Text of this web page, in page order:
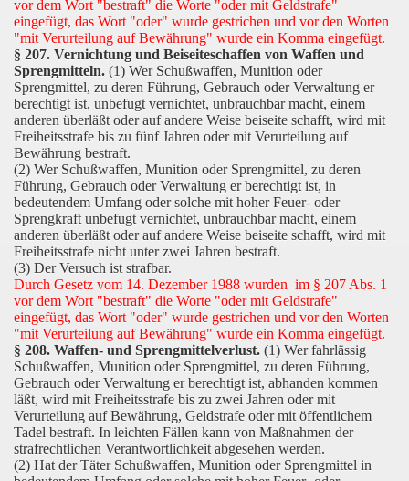
vor dem Wort "bestraft" die Worte "oder mit Geldstrafe"
eingefügt, das Wort "oder" wurde gestrichen und vor den Worten
"mit Verurteilung auf Bewährung" wurde ein Komma eingefügt.
§ 207. Vernichtung und Beiseiteschaffen von Waffen und
Sprengmitteln. (1) Wer Schußwaffen, Munition oder
Sprengmittel, zu deren Führung, Gebrauch oder Verwaltung er
berechtigt ist, unbefugt vernichtet, unbrauchbar macht, einem
anderen überläßt oder auf andere Weise beiseite schafft, wird mit
Freiheitsstrafe bis zu fünf Jahren oder mit Verurteilung auf
Bewährung bestraft.
(2) Wer Schußwaffen, Munition oder Sprengmittel, zu deren
Führung, Gebrauch oder Verwaltung er berechtigt ist, in
bedeutendem Umfang oder solche mit hoher Feuer- oder
Sprengkraft unbefugt vernichtet, unbrauchbar macht, einem
anderen überläßt oder auf andere Weise beiseite schafft, wird mit
Freiheitsstrafe nicht unter zwei Jahren bestraft.
(3) Der Versuch ist strafbar.
Durch Gesetz vom 14. Dezember 1988 wurden im § 207 Abs. 1
vor dem Wort "bestraft" die Worte "oder mit Geldstrafe"
eingefügt, das Wort "oder" wurde gestrichen und vor den Worten
"mit Verurteilung auf Bewährung" wurde ein Komma eingefügt.
§ 208. Waffen- und Sprengmittelverlust. (1) Wer fahrlässig
Schußwaffen, Munition oder Sprengmittel, zu deren Führung,
Gebrauch oder Verwaltung er berechtigt ist, abhanden kommen
läßt, wird mit Freiheitsstrafe bis zu zwei Jahren oder mit
Verurteilung auf Bewährung, Geldstrafe oder mit öffentlichem
Tadel bestraft. In leichten Fällen kann von Maßnahmen der
strafrechtlichen Verantwortlichkeit abgesehen werden.
(2) Hat der Täter Schußwaffen, Munition oder Sprengmittel in